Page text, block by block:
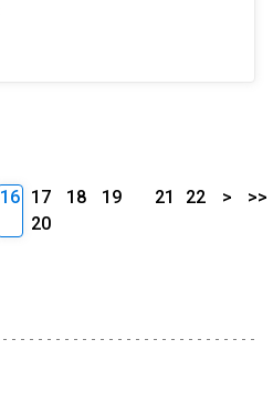
16 17 18
19
20
21 22 > >>